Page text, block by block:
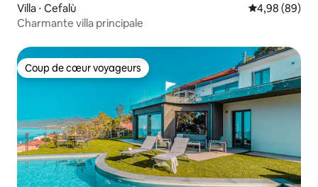
Villa ⋅ Cefalù Évaluation
4,98 (89)
Charmante villa principale
Coup de cœur voyageurs
Coup de cœur voyageurs